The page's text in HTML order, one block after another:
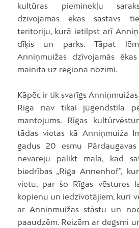
kultūras pieminekļu
dzīvojamās ēkas sastāvs
teritoriju, kurā ietilpst arī
dīķis un parks. Tāpat
Anniņmuižas dzīvojamās
mainīta uz reģiona nozīmi.
Kāpēc ir tik svarīgs
Rīga nav tikai jūgendstila
mantojums. Rīgas
tādas vietas kā Anniņmuiža
gadus 20 esmu
nevarēju palikt malā, kad
biedrības „Riga Annenhof”,
vietu, par šo Rīgas vēstures
kopienu un iedzīvotājiem, kuri
ar Anniņmuižas stāstu un
paaudzēm. Reizēm ar degsmi